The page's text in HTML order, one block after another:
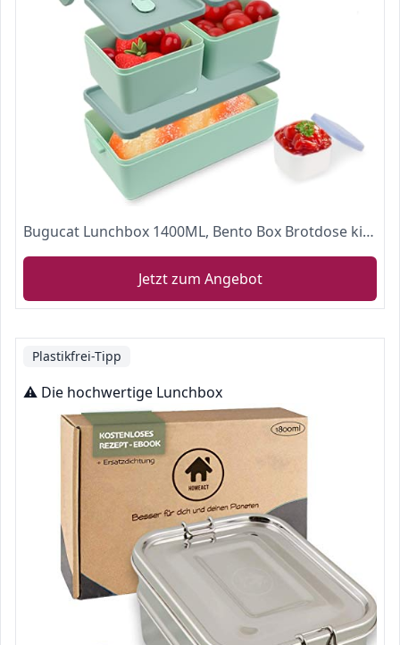
Bugucat Lunchbox 1400ML, Bento Box Brotdose kinder mit 3 Fächern und Besteckset, Vesperdose Frühstücksbox für Mikrowellen Spülmaschinen, Brotzeitbox Brotbüchse für Kinder Erwachsene BPA-Freie Grün
Jetzt zum Angebot
Plastikfrei-Tipp
⚠️ Die hochwertige Lunchbox